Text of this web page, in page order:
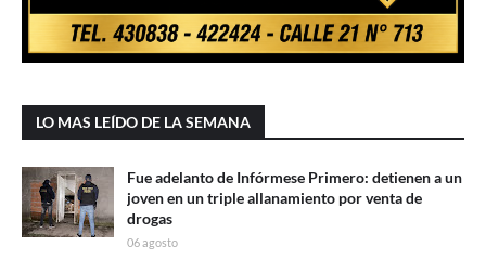
LO MAS LEÍDO DE LA SEMANA
Fue adelanto de Infórmese Primero: detienen a un
joven en un triple allanamiento por venta de
drogas
06 agosto